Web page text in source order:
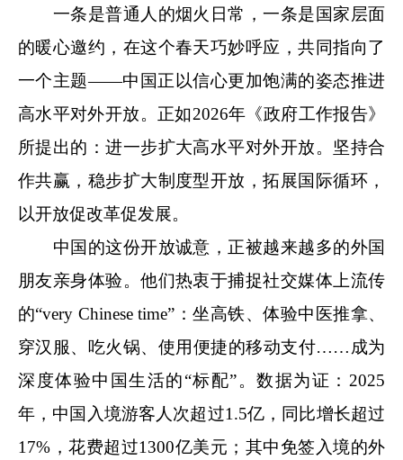
一条是普通人的烟火日常，一条是国家层面
的暖心邀约，在这个春天巧妙呼应，共同指向了
一个主题——中国正以信心更加饱满的姿态推进
高水平对外开放。正如2026年《政府工作报告》
所提出的：进一步扩大高水平对外开放。坚持合
作共赢，稳步扩大制度型开放，拓展国际循环，
以开放促改革促发展。
中国的这份开放诚意，正被越来越多的外国
朋友亲身体验。他们热衷于捕捉社交媒体上流传
的“very Chinese time”：坐高铁、体验中医推拿、
穿汉服、吃火锅、使用便捷的移动支付……成为
深度体验中国生活的“标配”。数据为证：2025
年，中国入境游客人次超过1.5亿，同比增长超过
17%，花费超过1300亿美元；其中免签入境的外